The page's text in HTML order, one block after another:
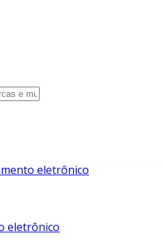
eletrônico
eletrônico